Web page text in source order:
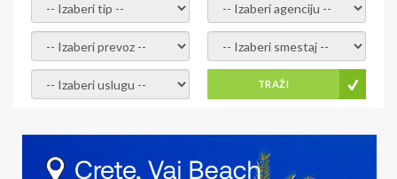
- izaberi tip - - izaberi agenciju -
- izaberi prevoz - - Izaberite smestaj -
- Izaberite uslugu - TRAŽI